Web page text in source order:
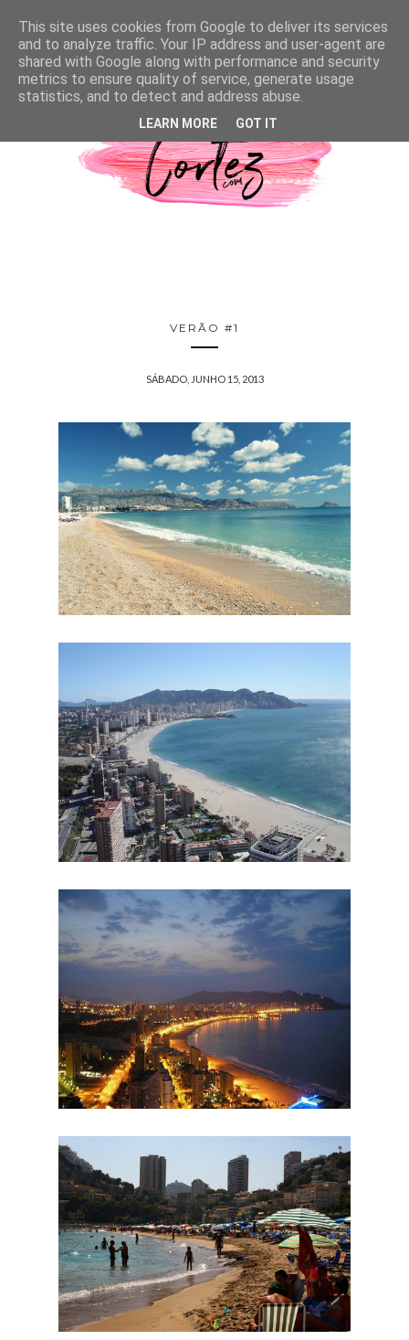
VERÃO #1
SÁBADO, JUNHO 15, 2013
This site uses cookies from Google to deliver its services
and to analyze traffic. Your IP address and user-agent are
shared with Google along with performance and security
metrics to ensure quality of service, generate usage
statistics, and to detect and address abuse.
LEARN MORE GOT IT